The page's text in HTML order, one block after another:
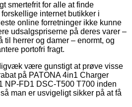
smertefrit for alle at finde
internet butikker i
online forretninger ikke kunne
udsalgspriserne på deres varer –
til herrer og damer – enormt, og
portofri fragt.
være gunstigt at prøve visse
på PATONA 4in1 Charger
NP-FD1 DSC-T500 T700 inden
man er usvigeligt sikker på at få